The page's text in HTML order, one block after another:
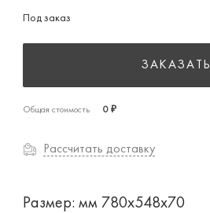
Под заказ
ЗАКАЗАТЬ
Общая стоимость 0 ₽
Рассчитать доставку
Размер: мм 780х548х70